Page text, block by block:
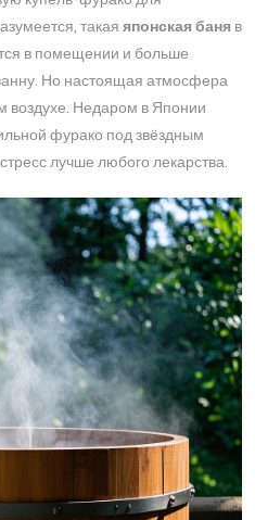
такая японская баня в
в помещении и больше
Но настоящая атмосфера
воздухе. Недаром в Японии
фурако под звёздным
лучше любого лекарства.